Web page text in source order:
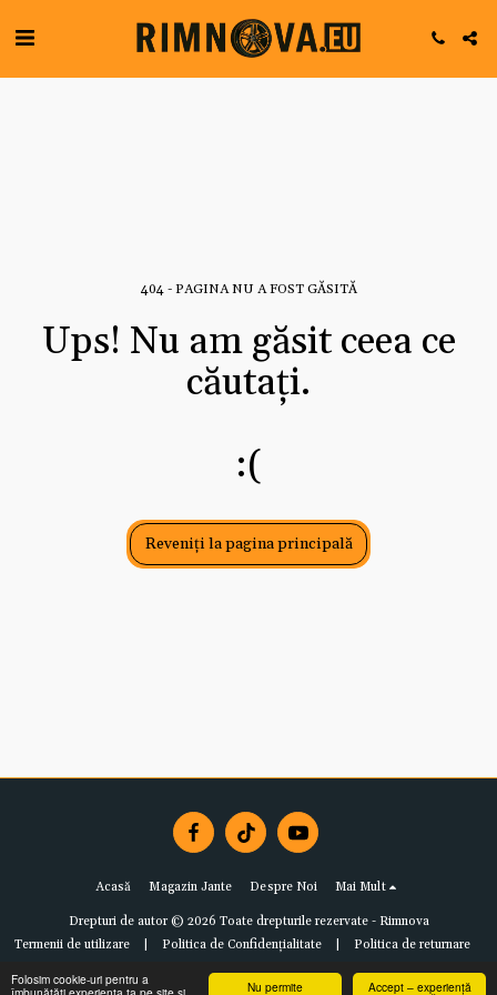
Accept – experiență
Nu permite
Folosim cookie-uri pentru a
404 - PAGINA NU A FOST GĂSITĂ
Ups! Nu am găsit ceea ce
căutați.
:(
Reveniți la pagina principală
Acasă Magazin Jante Despre Noi Mai Mult
Drepturi de autor © 2026 Toate drepturile rezervate - Rimnova
Termenii de utilizare| Politica de Confidențialitate| Politica de returnare